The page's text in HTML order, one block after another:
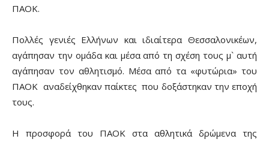
ΠΑΟΚ.
Πολλές γενιές Ελλήνων και ιδιαίτερα Θεσσαλονικέων,
αγάπησαν την ομάδα και μέσα από τη σχέση τους μ` αυτή
αγάπησαν τον αθλητισμό. Μέσα από τα «φυτώρια» του
ΠΑΟΚ αναδείχθηκαν παίκτες που δοξάστηκαν την εποχή
τους.
Η προσφορά του ΠΑΟΚ στα αθλητικά δρώμενα της